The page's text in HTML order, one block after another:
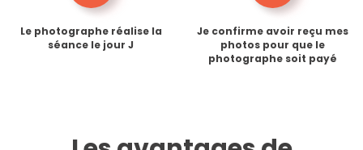
Le photographe réalise la
séance le jour J
Je confirme avoir reçu mes
photos pour que le
photographe soit payé